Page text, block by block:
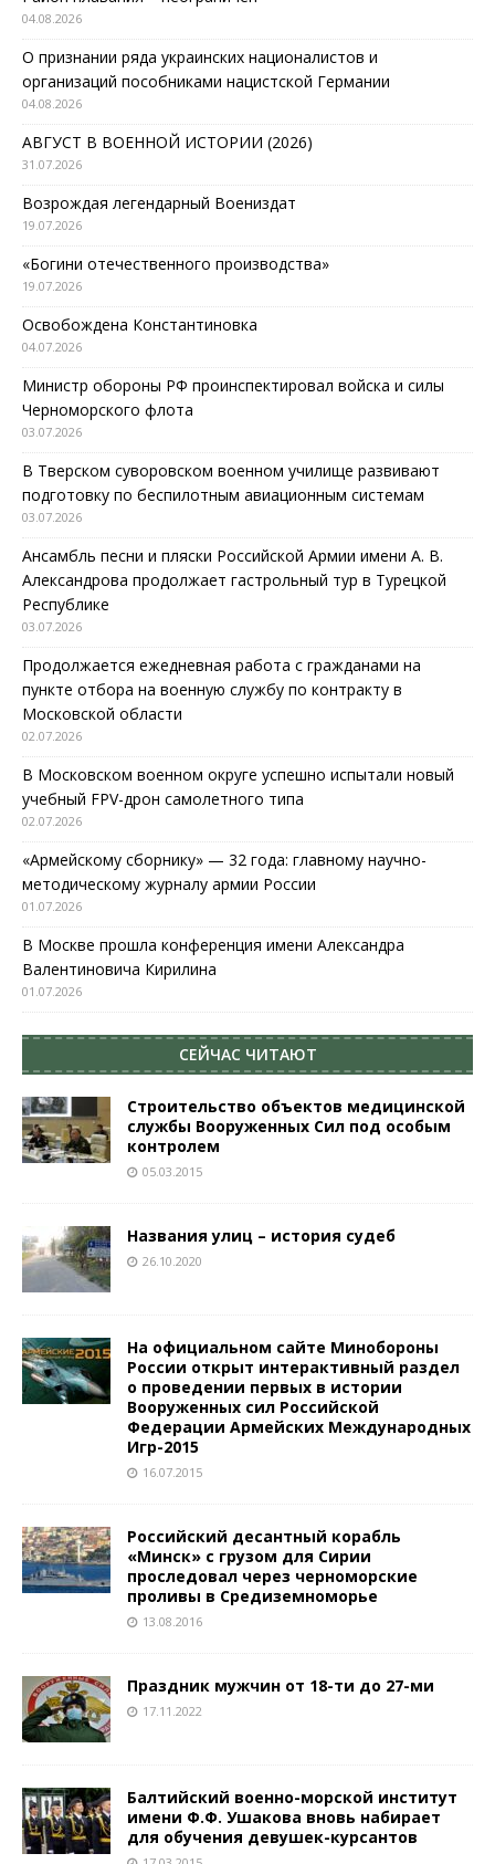
04.08.2026
О признании ряда украинских националистов и
организаций пособниками нацистской Германии
04.08.2026
АВГУСТ В ВОЕННОЙ ИСТОРИИ (2026)
31.07.2026
Возрождая легендарный Воениздат
19.07.2026
«Богини отечественного производства»
19.07.2026
Освобождена Константиновка
04.07.2026
Министр обороны РФ проинспектировал войска и силы
Черноморского флота
03.07.2026
В Тверском суворовском военном училище развивают
подготовку по беспилотным авиационным системам
03.07.2026
Ансамбль песни и пляски Российской Армии имени А. В.
Александрова продолжает гастрольный тур в Турецкой
Республике
03.07.2026
Продолжается ежедневная работа с гражданами на
пункте отбора на военную службу по контракту в
Московской области
02.07.2026
В Московском военном округе успешно испытали новый
учебный FPV-дрон самолетного типа
02.07.2026
«Армейскому сборнику» — 32 года: главному научно-
методическому журналу армии России
01.07.2026
В Москве прошла конференция имени Александра
Валентиновича Кирилина
01.07.2026
СЕЙЧАС ЧИТАЮТ
Строительство объектов медицинской
службы Вооруженных Сил под особым
контролем
05.03.2015
Названия улиц – история судеб
26.10.2020
На официальном сайте Минобороны
России открыт интерактивный раздел
о проведении первых в истории
Вооруженных сил Российской
Федерации Армейских Международных
Игр-2015
16.07.2015
Российский десантный корабль
«Минск» с грузом для Сирии
проследовал через черноморские
проливы в Средиземноморье
13.08.2016
Праздник мужчин от 18-ти до 27-ми
17.11.2022
Балтийский военно-морской институт
имени Ф.Ф. Ушакова вновь набирает
для обучения девушек-курсантов